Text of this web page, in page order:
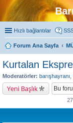
Hızlı bağlantılar
Forum Ana Sayfa
Kurtalan
Moderatörler: barışhayranı
Yeni Başlık